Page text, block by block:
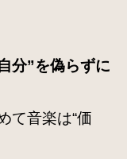
分”を偽らずに
て音楽は“価